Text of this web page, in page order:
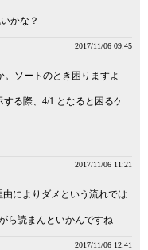
かな？
2017/11/06 09:45
ソートのとき困りますよ
る際、4/1 となると困るケ
2017/11/06 11:21
によりダメという流れでは
ら読まんといかんですね
2017/11/06 12:41